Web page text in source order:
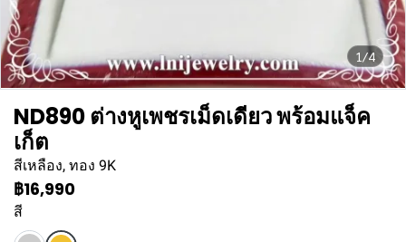
1/4
ND890 ต่างหูเพชรเม็ดเดียว พร้อมแจ็ค
เก็ต
สีเหลือง, ทอง 9K
฿16,990
สี